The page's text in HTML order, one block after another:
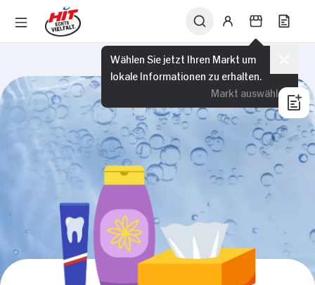
Wählen Sie jetzt Ihren Markt um
lokale Informationen zu erhalten.
Markt auswählen